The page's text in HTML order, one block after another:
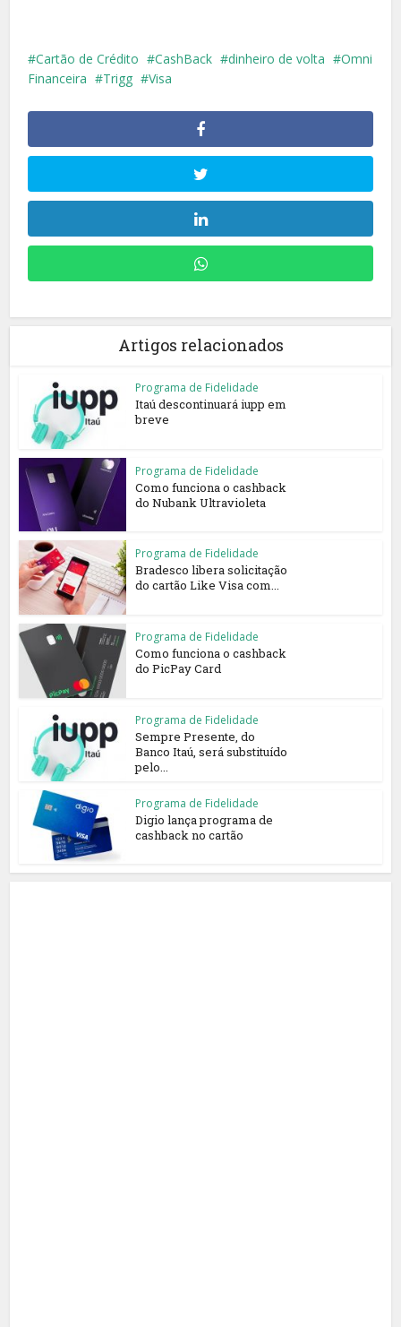
Cartão de Crédito CashBack dinheiro de volta
Omni
Financeira
Trigg Visa
Artigos relacionados
Programa de Fidelidade
Itaú descontinuará iupp em
breve
Programa de Fidelidade
Como funciona o cashback
do Nubank Ultravioleta
Programa de Fidelidade
Bradesco libera solicitação
do cartão Like Visa com...
Programa de Fidelidade
Como funciona o cashback
do PicPay Card
Programa de Fidelidade
Sempre Presente, do
Banco Itaú, será substituído
pelo...
Programa de Fidelidade
Digio lança programa de
cashback no cartão